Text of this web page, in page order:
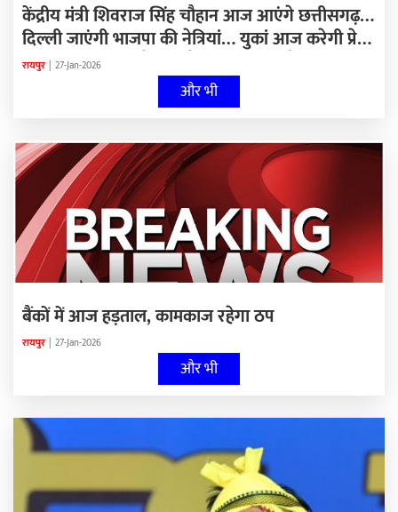
केंद्रीय मंत्री शिवराज सिंह चौहान आज आएंगे छत्तीसगढ़…
दिल्ली जाएंगी भाजपा की नेत्रियां… युकां आज करेगी प्रेस
कॉन्फ्रेंस… दिल्ली दौरे से लौटेंगे बघेल और बैज…
रायपुर | 27-Jan-2026
और भी
बैंकों में आज हड़ताल, कामकाज रहेगा ठप
रायपुर | 27-Jan-2026
और भी